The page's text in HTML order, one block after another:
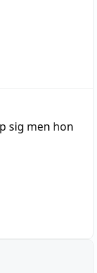
sig men hon